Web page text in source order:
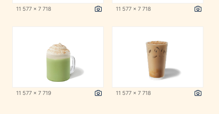
11 577 x 7 718 11 577 x 7 718
11 577 x 7 719 11 577 x 7 718